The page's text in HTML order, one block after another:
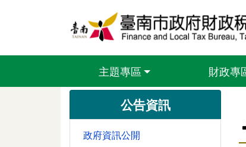
主題專區 財政專
公告資訊
政府資訊公開